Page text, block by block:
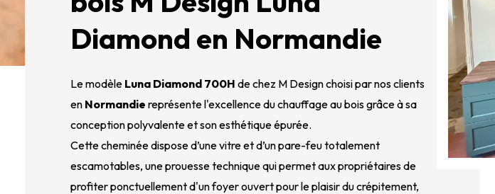
Diamond en Normandie
Le modèle Luna Diamond 700H de chez M Design choisi par nos clients
en Normandie représente l'excellence du chauffage au bois grâce à sa
conception polyvalente et son esthétique épurée.
Cette cheminée dispose d’une vitre et d’un pare-feu totalement
escamotables, une prouesse technique qui permet aux propriétaires de
profiter ponctuellement d'un foyer ouvert pour le plaisir du crépitement,